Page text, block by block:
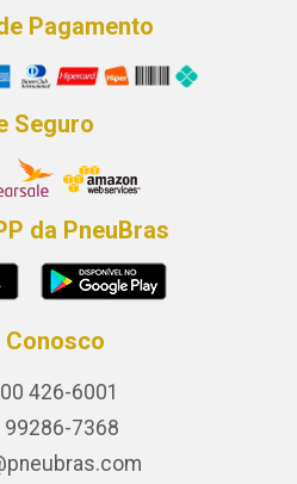
Pagamento
Seguro
da PneuBras
Conosco
426-6001
99286-7368